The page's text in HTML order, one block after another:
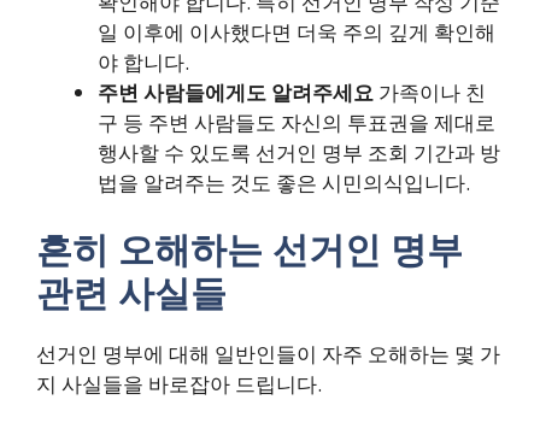
일 이후에 이사했다면 더욱 주의 깊게 확인해
야 합니다.
주변 사람들에게도 알려주세요 가족이나 친
구 등 주변 사람들도 자신의 투표권을 제대로
행사할 수 있도록 선거인 명부 조회 기간과 방
법을 알려주는 것도 좋은 시민의식입니다.
흔히 오해하는 선거인 명부
관련 사실들
선거인 명부에 대해 일반인들이 자주 오해하는 몇 가
지 사실들을 바로잡아 드립니다.